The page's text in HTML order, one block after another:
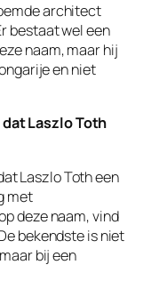
architect
bestaat wel een
naam, maar hij
en niet
Laszlo Toth
Laszlo Toth een
met
deze naam, vind
bekendste is niet
bij een